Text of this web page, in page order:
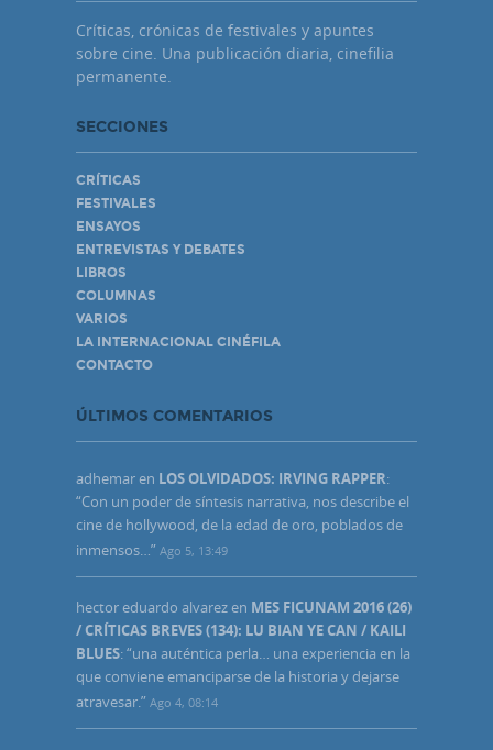
Críticas, crónicas de festivales y apuntes
sobre cine. Una publicación diaria, cinefilia
permanente.
SECCIONES
CRÍTICAS
FESTIVALES
ENSAYOS
ENTREVISTAS Y DEBATES
LIBROS
COLUMNAS
VARIOS
LA INTERNACIONAL CINÉFILA
CONTACTO
ÚLTIMOS COMENTARIOS
adhemar en LOS OLVIDADOS: IRVING RAPPER:
“Con un poder de síntesis narrativa, nos describe el
cine de hollywood, de la edad de oro, poblados de
inmensos…” Ago 5, 13:49
hector eduardo alvarez en MES FICUNAM 2016 (26)
/ CRÍTICAS BREVES (134): LU BIAN YE CAN / KAILI
BLUES: “una auténtica perla… una experiencia en la
que conviene emanciparse de la historia y dejarse
atravesar.” Ago 4, 08:14